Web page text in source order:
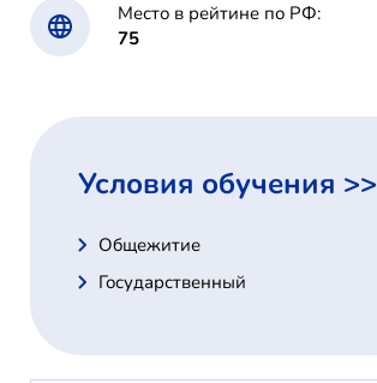
Место в рейтине по РФ:
75
Условия обучения >>
Общежитие
Государственный